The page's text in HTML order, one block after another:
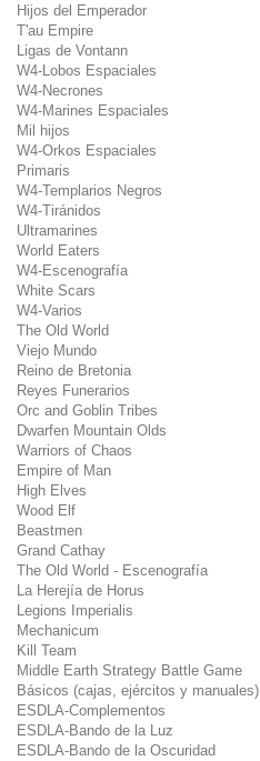
Hijos del Emperador
T'au Empire
Ligas de Vontann
W4-Lobos Espaciales
W4-Necrones
W4-Marines Espaciales
Mil hijos
W4-Orkos Espaciales
Primaris
W4-Templarios Negros
W4-Tiránidos
Ultramarines
World Eaters
W4-Escenografía
White Scars
W4-Varios
The Old World
Viejo Mundo
Reino de Bretonia
Reyes Funerarios
Orc and Goblin Tribes
Dwarfen Mountain Olds
Warriors of Chaos
Empire of Man
High Elves
Wood Elf
Beastmen
Grand Cathay
The Old World - Escenografía
La Herejía de Horus
Legions Imperialis
Mechanicum
Kill Team
Middle Earth Strategy Battle Game
Básicos (cajas, ejércitos y manuales)
ESDLA-Complementos
ESDLA-Bando de la Luz
ESDLA-Bando de la Oscuridad